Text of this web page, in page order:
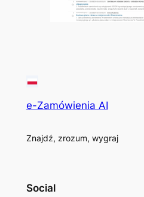
e-Zamówienia AI
Znajdź, zrozum, wygraj
Social